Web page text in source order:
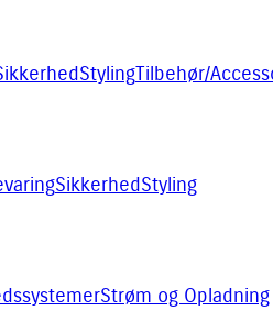
StylingTilbehør/
SikkerhedStyling
Strøm og Opladning